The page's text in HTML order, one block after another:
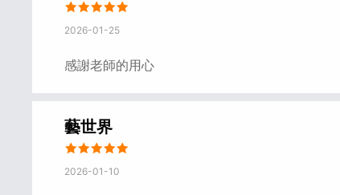
2026-01-25
感謝老師的用心
藝世界
2026-01-10